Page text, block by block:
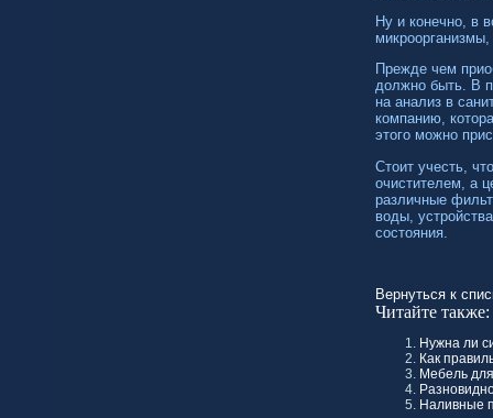
Ну и конечно, в
Прежде чем
должно быть. В
на анализ в
компанию,
этого можно
Стоит учесть,
очистителем, а
различные
воды,
состояния.
Вернуться к
Читайте также:
Нужна ли
Как
Мебель
Наливные